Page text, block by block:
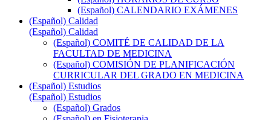
(Español) CALENDARIO EXÁMENES
(Español) Calidad
(Español) Calidad
(Español) COMITÉ DE CALIDAD DE LA
FACULTAD DE MEDICINA
(Español) COMISIÓN DE PLANIFICACIÓN
CURRICULAR DEL GRADO EN MEDICINA
(Español) Estudios
(Español) Estudios
(Español) Grados